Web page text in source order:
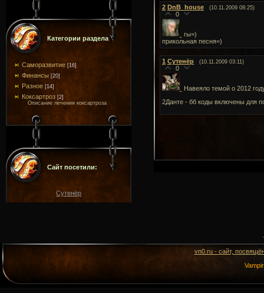
Категории раздела
Саморазвитие [16]
Финансы [20]
Разное [14]
Коксартроз [2]
Описание лечения коксартроза
Сайт посетили:
Сутенёр
2 DnB_house (10.11.2009 08:25)
0
гы=)
прикольная песня=)
1 Сутенёр (10.11.2009 03:11)
0
Навеяло темой о 2012
2Данте - бб коды включены для
vn0.ru - сайт,